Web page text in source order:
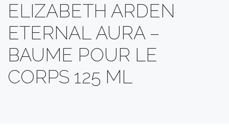
ELIZABETH ARDEN
ETERNAL AURA –
BAUME POUR LE
CORPS 125 ML